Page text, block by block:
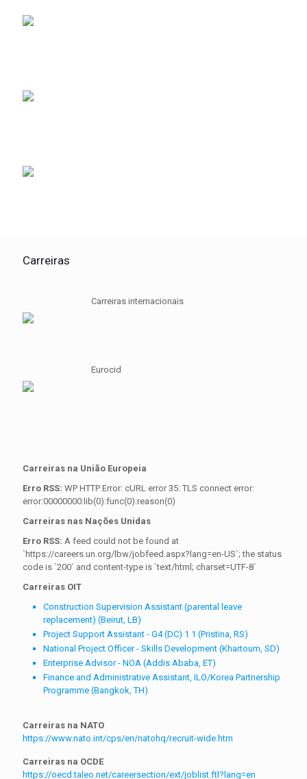
Carreiras
Carreiras internacionais
Eurocid
Carreiras na União Europeia
Erro RSS: WP HTTP Error: cURL error 35: TLS connect error:
error:00000000:lib(0):func(0):reason(0)
Carreiras nas Nações Unidas
Erro RSS: A feed could not be found at
`https://careers.un.org/lbw/jobfeed.aspx?lang=en-US`; the status
code is `200` and content-type is `text/html; charset=UTF-8`
Carreiras OIT
Construction Supervision Assistant (parental leave
replacement) (Beirut, LB)
Project Support Assistant - G4 (DC) 1 1 (Pristina, RS)
National Project Officer - Skills Development (Khartoum, SD)
Enterprise Advisor - NOA (Addis Ababa, ET)
Finance and Administrative Assistant, ILO/Korea Partnership
Programme (Bangkok, TH)
Carreiras na NATO
https://www.nato.int/cps/en/natohq/recruit-wide.htm
Carreiras na OCDE
https://oecd.taleo.net/careersection/ext/joblist.ftl?lang=en